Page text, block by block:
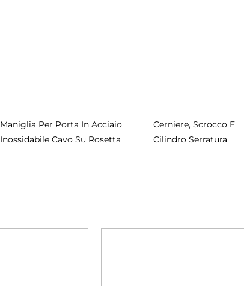
Maniglia Per Porta In Acciaio
Inossidabile Cavo Su Rosetta
Cerniere, Scrocco E
Cilindro Serratura